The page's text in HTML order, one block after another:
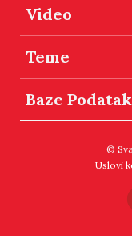
Video
Teme
Baze
©
Uslovi